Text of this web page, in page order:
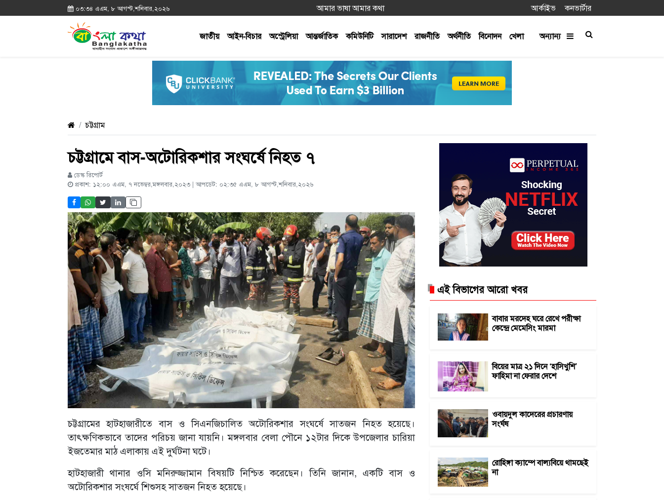
০৩:৩৪ এএম, ৮ আগস্ট,শনিবার,২০২৬ আমার ভাষা আমার কথা আর্কাইভ কনভার্টার
জাতীয় আইন-বিচার অস্ট্রেলিয়া আন্তর্জাতিক কমিউনিটি সারাদেশ রাজনীতি অর্থনীতি বিনোদন খেলা অন্যান্য
চট্টগ্রাম
চট্টগ্রামে বাস-অটোরিকশার সংঘর্ষে নিহত ৭
ডেস্ক রিপোর্ট
প্রকাশ: ১২:০০ এএম, ৭ নভেম্বর,মঙ্গলবার,২০২৩ | আপডেট: ০২:৩৫ এএম, ৮ আগস্ট,শনিবার,২০২৬
চট্টগ্রামের হাটহাজারীতে বাস ও সিএনজিচালিত অটোরিকশার সংঘর্ষে সাতজন নিহত হয়েছে।
তাৎক্ষণিকভাবে তাদের পরিচয় জানা যায়নি। মঙ্গলবার বেলা পৌনে ১২টার দিকে উপজেলার চারিয়া
ইজতেমার মাঠ এলাকায় এই দুর্ঘটনা ঘটে।
হাটহাজারী থানার ওসি মনিরুজ্জামান বিষয়টি নিশ্চিত করেছেন। তিনি জানান, একটি বাস ও
অটোরিকশার সংষর্ঘে শিশুসহ সাতজন নিহত হয়েছে।
এই বিভাগের আরো খবর
বাবার মরদেহ ঘরে রেখে পরীক্ষা
কেন্দ্রে মেমেসিং মারমা
বিয়ের মাত্র ২১ দিনে ‘হাসিখুশি’
ফাহিমা না ফেরার দেশে
ওবায়দুল কাদেরের প্রচারণায়
সংর্ঘষ
রোহিঙ্গা ক্যাম্পে বাল্যবিয়ে থামছেই
না